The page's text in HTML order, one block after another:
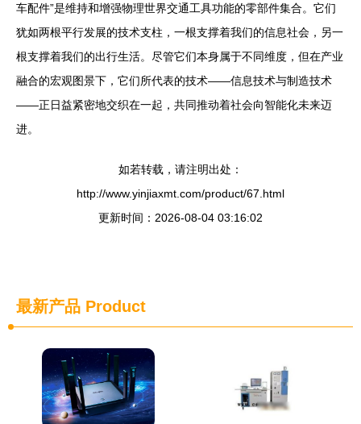
车配件”是维持和增强物理世界交通工具功能的零部件集合。它们
犹如两根平行发展的技术支柱，一根支撑着我们的信息社会，另一
根支撑着我们的出行生活。尽管它们本身属于不同维度，但在产业
融合的宏观图景下，它们所代表的技术——信息技术与制造技术
——正日益紧密地交织在一起，共同推动着社会向智能化未来迈
进。
如若转载，请注明出处：
http://www.yinjiaxmt.com/product/67.html
更新时间：2026-08-04 03:16:02
最新产品 Product